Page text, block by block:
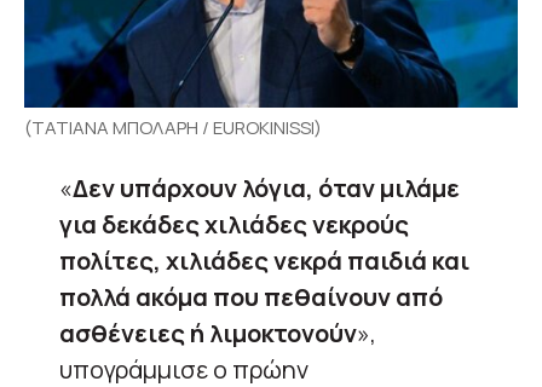
(ΤΑΤΙΑΝΑ ΜΠΟΛΑΡΗ / EUROKINISSI)
«Δεν υπάρχουν λόγια, όταν μιλάμε
για δεκάδες χιλιάδες νεκρούς
πολίτες, χιλιάδες νεκρά παιδιά και
πολλά ακόμα που πεθαίνουν από
ασθένειες ή λιμοκτονούν»,
υπογράμμισε ο πρώην